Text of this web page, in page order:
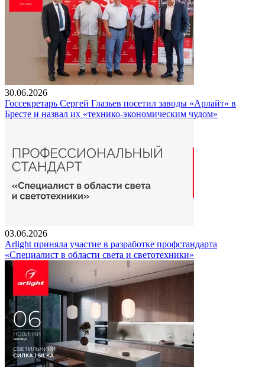
30.06.2026
Госсекретарь Сергей Глазьев посетил заводы «Арлайт» в
Бресте и назвал их «технико-экономическим чудом»
03.06.2026
Arlight приняла участие в разработке профстандарта
«Специалист в области света и светотехники»